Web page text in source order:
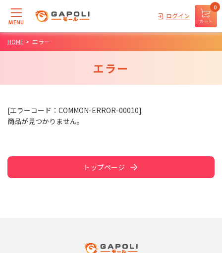
MENU
ログイン
カート
0
HOME > エラー
エラー
[エラーコード：COMMON-ERROR-00010]
商品が見つかりません。
トップページ